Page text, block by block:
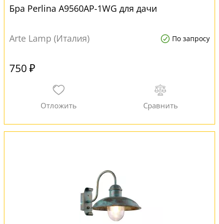
Бра Perlina A9560AP-1WG для дачи
Arte Lamp (Италия) По запросу
750 ₽